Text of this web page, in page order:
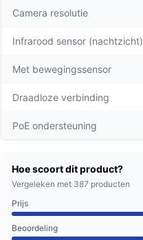
Camera resolutie
Infrarood sensor (nachtzicht)
Met bewegingssensor
Draadloze verbinding
PoE ondersteuning
Hoe scoort dit product?
Vergeleken met 387 producten
Prijs
Beoordeling